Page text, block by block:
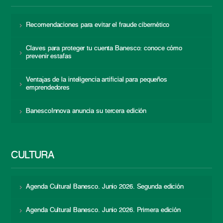
Recomendaciones para evitar el fraude cibernético
Claves para proteger tu cuenta Banesco: conoce cómo
prevenir estafas
Ventajas de la inteligencia artificial para pequeños
emprendedores
BanescoInnova anuncia su tercera edición
CULTURA
Agenda Cultural Banesco. Junio 2026. Segunda edición
Agenda Cultural Banesco. Junio 2026. Primera edición